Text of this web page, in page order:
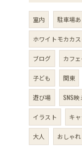
室内 駐車場あ
ホワイトモカカ
ブログ カフ
子ども 関東
遊び場 SNS映
イラスト キ
大人 おしゃれ